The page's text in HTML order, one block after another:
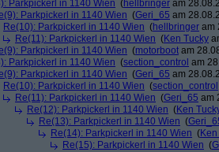
Parkpickerl in 1140 Wien (hellbringer am
Parkpickerl in 1140 Wien (Geri_65 am
Re(10): Parkpickerl in 1140 Wien (hellbringer am
Re(11): Parkpickerl in 1140 Wien (Ken Tucky
Parkpickerl in 1140 Wien (motorboot am
Parkpickerl in 1140 Wien (section_control am
Parkpickerl in 1140 Wien (Geri_65 am
Re(10): Parkpickerl in 1140 Wien (section_control
Re(11): Parkpickerl in 1140 Wien (Geri_65 am
Re(12): Parkpickerl in 1140 Wien (Ken
Re(13): Parkpickerl in 1140 Wien (
Re(14): Parkpickerl in 1140 Wien (
Re(15): Parkpickerl in 1140 Wien (